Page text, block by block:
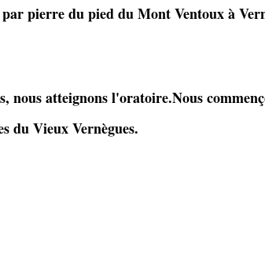
pierre du pied du Mont Ventoux à
nous atteignons l'oratoire.Nous
du Vieux Vernègues.